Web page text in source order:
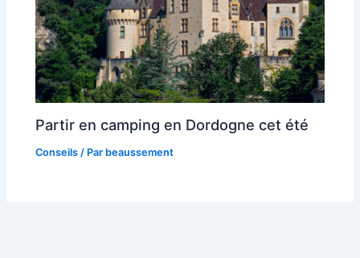
Partir en camping en Dordogne cet été
Conseils / Par beaussement